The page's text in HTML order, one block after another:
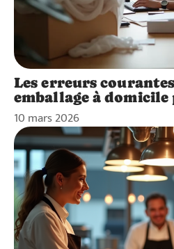
Les erreurs
emballage à
10 mars 2026